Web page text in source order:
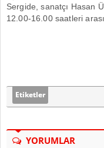
Sergide, sanatçı Hasan
12.00-16.00 saatleri
Etiketler
YORUMLAR